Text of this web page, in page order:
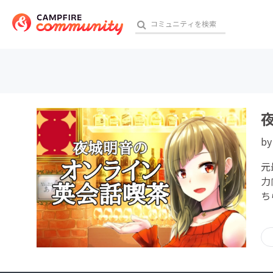
おす
アート・写真
テクノロジー・ガジェット
映像・映画
ビジネス・起業
チャレンジ
by